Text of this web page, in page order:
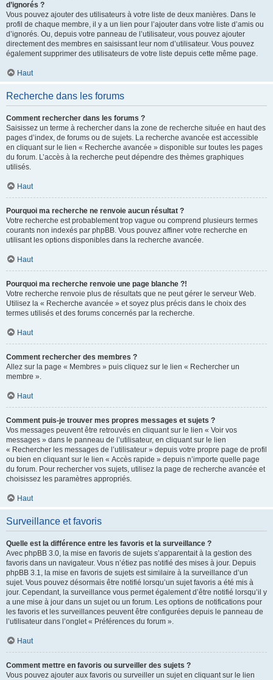
d’ignorés ?
Vous pouvez ajouter des utilisateurs à votre liste de deux manières. Dans le
profil de chaque membre, il y a un lien pour l’ajouter dans votre liste d’amis ou
d’ignorés. Ou, depuis votre panneau de l’utilisateur, vous pouvez ajouter
directement des membres en saisissant leur nom d’utilisateur. Vous pouvez
également supprimer des utilisateurs de votre liste depuis cette même page.
Haut
Recherche dans les forums
Comment rechercher dans les forums ?
Saisissez un terme à rechercher dans la zone de recherche située en haut des
pages d’index, de forums ou de sujets. La recherche avancée est accessible
en cliquant sur le lien « Recherche avancée » disponible sur toutes les pages
du forum. L’accès à la recherche peut dépendre des thèmes graphiques
utilisés.
Haut
Pourquoi ma recherche ne renvoie aucun résultat ?
Votre recherche est probablement trop vague ou comprend plusieurs termes
courants non indexés par phpBB. Vous pouvez affiner votre recherche en
utilisant les options disponibles dans la recherche avancée.
Haut
Pourquoi ma recherche renvoie une page blanche ?!
Votre recherche renvoie plus de résultats que ne peut gérer le serveur Web.
Utilisez la « Recherche avancée » et soyez plus précis dans le choix des
termes utilisés et des forums concernés par la recherche.
Haut
Comment rechercher des membres ?
Allez sur la page « Membres » puis cliquez sur le lien « Rechercher un
membre ».
Haut
Comment puis-je trouver mes propres messages et sujets ?
Vos messages peuvent être retrouvés en cliquant sur le lien « Voir vos
messages » dans le panneau de l’utilisateur, en cliquant sur le lien
« Rechercher les messages de l’utilisateur » depuis votre propre page de profil
ou bien en cliquant sur le lien « Accès rapide » depuis n’importe quelle page
du forum. Pour rechercher vos sujets, utilisez la page de recherche avancée et
choisissez les paramètres appropriés.
Haut
Surveillance et favoris
Quelle est la différence entre les favoris et la surveillance ?
Avec phpBB 3.0, la mise en favoris de sujets s’apparentait à la gestion des
favoris dans un navigateur. Vous n’étiez pas notifié des mises à jour. Depuis
phpBB 3.1, la mise en favoris de sujets est similaire à la surveillance d’un
sujet. Vous pouvez désormais être notifié lorsqu’un sujet favoris a été mis à
jour. Cependant, la surveillance vous permet également d’être notifié lorsqu’il y
a une mise à jour dans un sujet ou un forum. Les options de notifications pour
les favoris et les surveillances peuvent être configurées depuis le panneau de
l’utilisateur dans l’onglet « Préférences du forum ».
Haut
Comment mettre en favoris ou surveiller des sujets ?
Vous pouvez ajouter aux favoris ou surveiller un sujet en cliquant sur le lien